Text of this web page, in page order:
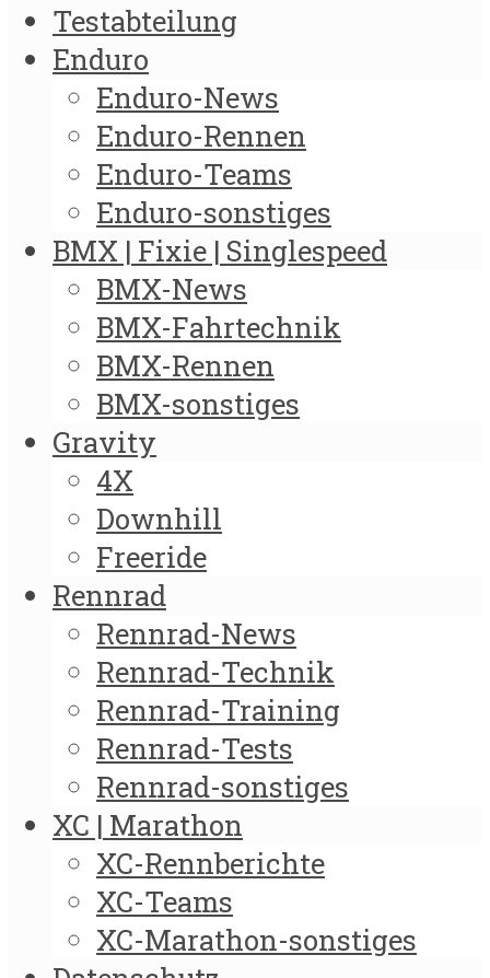
Testabteilung
Enduro
Enduro-News
Enduro-Rennen
Enduro-Teams
Enduro-sonstiges
BMX | Fixie | Singlespeed
BMX-News
BMX-Fahrtechnik
BMX-Rennen
BMX-sonstiges
Gravity
4X
Downhill
Freeride
Rennrad
Rennrad-News
Rennrad-Technik
Rennrad-Training
Rennrad-Tests
Rennrad-sonstiges
XC | Marathon
XC-Rennberichte
XC-Teams
XC-Marathon-sonstiges